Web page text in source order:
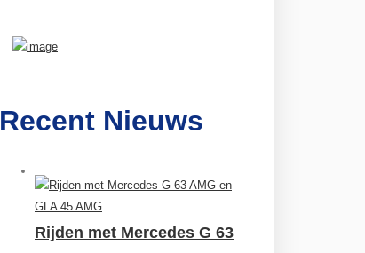
Recent Nieuws
Rijden met Mercedes G 63